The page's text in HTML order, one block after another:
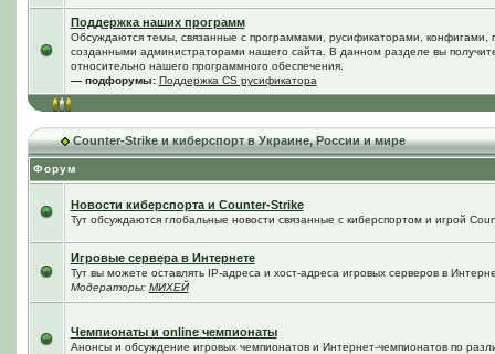
Поддержка наших программ
Обсуждаются темы, связанные с программами, русификаторами, конфигами,
созданными администраторами нашего сайта. В данном разделе вы
относительно нашего программного обеспечения.
— подфорумы: Поддержка CS русификатора
Counter-Strike и киберспорт в Украине, России и мире
Форум
Новости киберспорта и Counter-Strike
Тут обсуждаются глобальные новости связанные с киберспортом и игрой
Игровые сервера в Интернете
Тут вы можете оставлять IP-адреса и хост-адреса игровых серверов в
Модераторы: МИХЕЙ
Чемпионаты и online чемпионаты
Анонсы и обсуждение игровых чемпионатов и Интернет-чемпионатов по